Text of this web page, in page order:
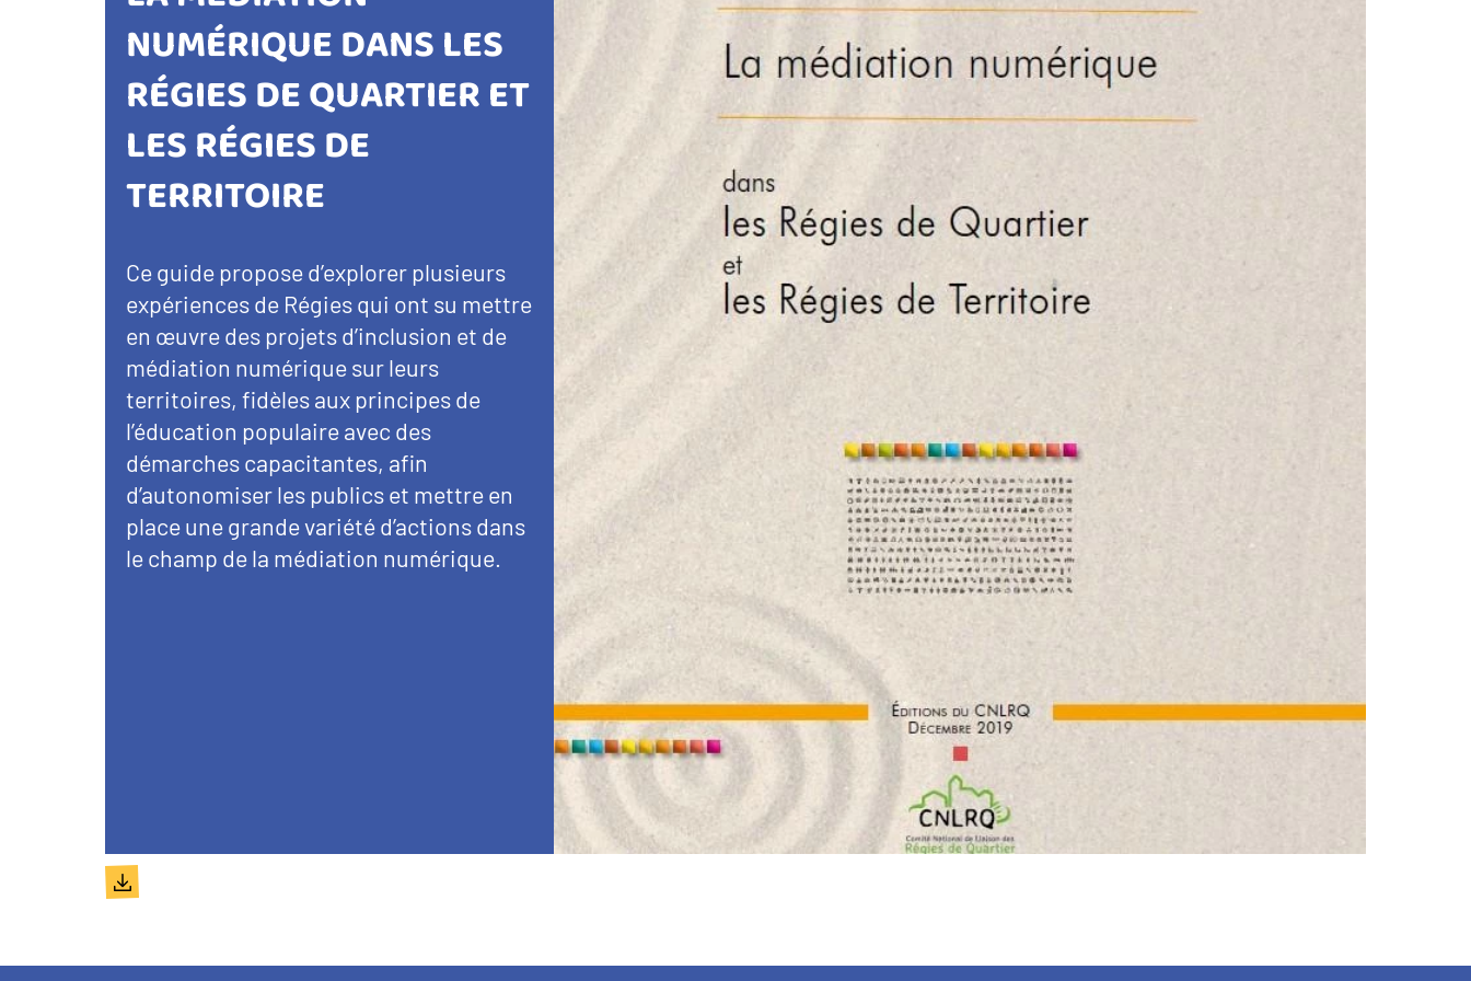
NUMÉRIQUE DANS LES
RÉGIES DE QUARTIER ET
LES RÉGIES DE
TERRITOIRE
Ce guide propose d’explorer plusieurs
expériences de Régies qui ont su mettre
en œuvre des projets d’inclusion et de
médiation numérique sur leurs
territoires, fidèles aux principes de
l’éducation populaire avec des
démarches capacitantes, afin
d’autonomiser les publics et mettre en
place une grande variété d’actions dans
le champ de la médiation numérique.
Document